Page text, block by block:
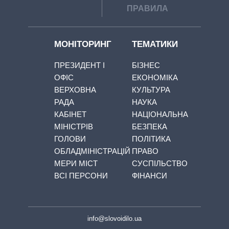
ПРАВИЛА
МОНІТОРИНГ
ПРЕЗИДЕНТ І
ОФІС
ВЕРХОВНА
РАДА
КАБІНЕТ
МІНІСТРІВ
ГОЛОВИ
ОБЛАДМІНІСТРАЦІЙ
МЕРИ МІСТ
ВСІ ПЕРСОНИ
ТЕМАТИКИ
БІЗНЕС
ЕКОНОМІКА
КУЛЬТУРА
НАУКА
НАЦІОНАЛЬНА
БЕЗПЕКА
ПОЛІТИКА
ПРАВО
СУСПІЛЬСТВО
ФІНАНСИ
info@slovoidilo.ua